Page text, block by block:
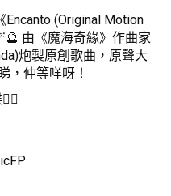
(Original Motion
由《魔海奇緣》作曲家
炮製原創歌曲，原聲大
，仲等咩呀！